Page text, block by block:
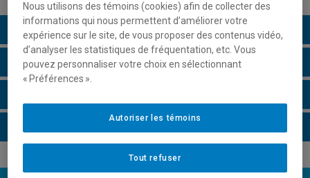
Description du cours
Horaire - Été 2026
Nous utilisons des témoins (cookies) afin de collecter des
informations qui nous permettent d’améliorer votre
expérience sur le site, de vous proposer des contenus vidéo,
d’analyser les statistiques de fréquentation, etc. Vous
pouvez personnaliser votre choix en sélectionnant
« Préférences ».
Tout refuser
Autoriser les témoins